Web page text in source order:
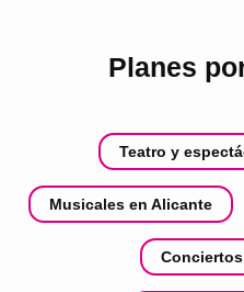
Planes
Teatro y
Musicales en Alicante